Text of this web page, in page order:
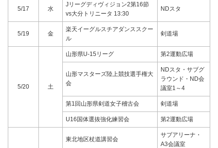
5/17 水
Jリーグディヴィジョン2第16節
vs大分トリニータ 13:30
NDスタ
5/19 金
楽天イーグルスチアダンススクー
ル
剣道場
5/20 土
山形県U-15リーグ 第2運動広場
山形マスターズ陸上競技選手権大
会
NDスタ・サブグ
ラウンド・ND会
議室1～4
第1回山形県剣道女子稽古会 剣道場
U16国体選抜強化練習会 第2運動広場
東北地区杖道講習会
サブアリーナ・
A3会議室